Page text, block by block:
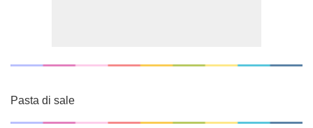
Pasta di sale